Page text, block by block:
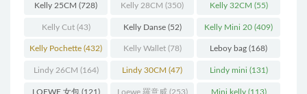
Kelly 25CM (728) Kelly 28CM (350) Kelly 32CM (55)
Kelly Cut(43) Kelly Danse(52) Kelly Mini 20 (409)
Kelly Pochette (432) Kelly Wallet(78) Leboy bag (168)
Lindy 26CM (164) Lindy 30CM (47) Lindy mini (131)
LOEWE 女包(121) Loewe 羅意威(253) Mini kelly(113)